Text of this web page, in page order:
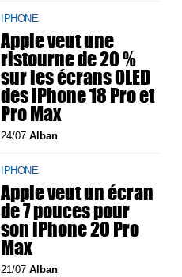
IPHONE
Apple veut une
ristourne de 20 %
sur les écrans OLED
des iPhone 18 Pro et
Pro Max
24/07Alban
IPHONE
Apple veut un écran
de 7 pouces pour
son iPhone 20 Pro
Max
21/07Alban